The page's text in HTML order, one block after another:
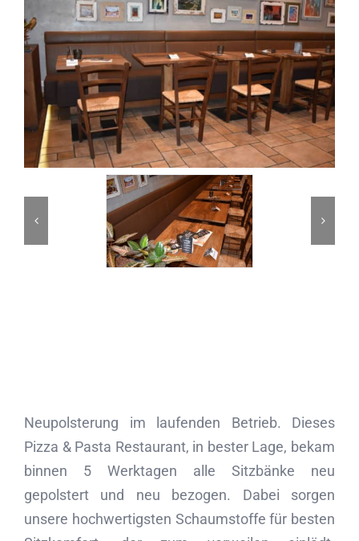
Kontakt
Journal
Neupolsterung im laufenden Betrieb. Dieses
Pizza & Pasta Restaurant, in bester Lage, bekam
binnen 5 Werktagen alle Sitzbänke neu
gepolstert und neu bezogen. Dabei sorgen
unsere hochwertigsten Schaumstoffe für besten